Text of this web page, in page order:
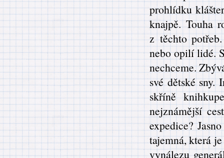
prohlídku
knajpě. Touha
z těchto
nebo opilí lidé.
nechceme.
své dětské sny.
skříně
nejznámější
expedice?
tajemná, která
vynálezu